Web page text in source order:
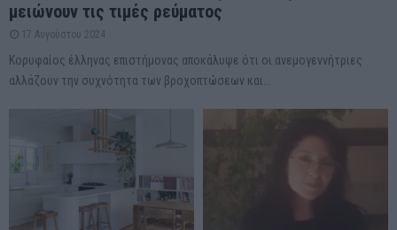
μειώνουν τις τιμές ρεύματος
17 Αυγούστου 2024
Κορυφαίος έλληνας επιστήμονας αποκάλυψε ότι οι ανεμογεννήτριες
αλλάζουν την συχνότητα των βροχοπτώσεων και...